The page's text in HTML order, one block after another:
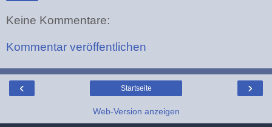
Keine Kommentare:
Kommentar veröffentlichen
‹ ›
Startseite
Web-Version anzeigen